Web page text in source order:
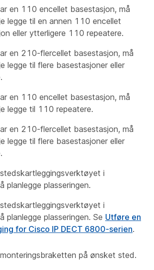
en 110 encellet basestasjon, må
legge til en annen 110 encellet
eller ytterligere 110 repeatere.
en 210-flercellet basestasjon, må
legge til flere basestasjoner eller
en 110 encellet basestasjon, må
legge til 110 repeatere.
en 210-flercellet basestasjon, må
legge til flere basestasjoner eller
i
planlegge plasseringen.
i
planlegge plasseringen. Se Utføre en
for Cisco IP DECT 6800-serien.
på ønsket sted.